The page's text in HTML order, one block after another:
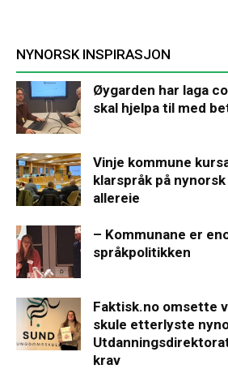
NYNORSK INSPIRASJON
Øygarden har laga
skal hjelpa til med
Vinje kommune
klarspråk på
allereie
– Kommunane er
språkpolitikken
Faktisk.no omsette
skule etterlyste
krav